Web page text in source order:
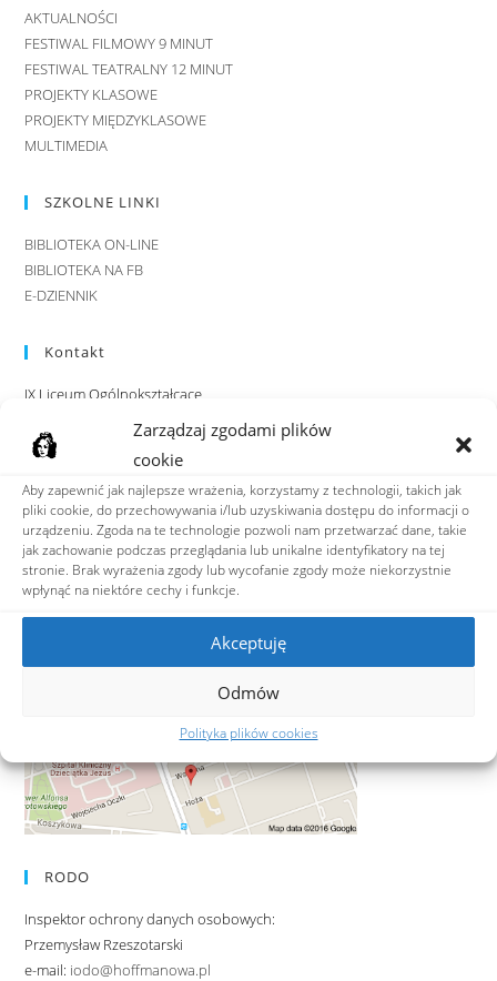
Zarządzaj zgodami plików
cookie
Aby zapewnić jak najlepsze wrażenia, korzystamy z technologii, takich jak
pliki cookie, do przechowywania i/lub uzyskiwania dostępu do informacji o
urządzeniu. Zgoda na te technologie pozwoli nam przetwarzać dane, takie
jak zachowanie podczas przeglądania lub unikalne identyfikatory na tej
stronie. Brak wyrażenia zgody lub wycofanie zgody może niekorzystnie
wpłynąć na niektóre cechy i funkcje.
Akceptuję
Odmów
Polityka plików cookies
AKTUALNOŚCI
FESTIWAL FILMOWY 9 MINUT
FESTIWAL TEATRALNY 12 MINUT
PROJEKTY KLASOWE
PROJEKTY MIĘDZYKLASOWE
MULTIMEDIA
SZKOLNE LINKI
BIBLIOTEKA ON-LINE
BIBLIOTEKA NA FB
E-DZIENNIK
Kontakt
IX Liceum Ogólnokształcące
im. Klementyny Hoffmanowej
ul. Hoża 88, 00-682 Warszawa
tel: 22 628 05 45
fax: 22 622 48 35
e-mail:ixlo@hoffmanowa.pl
Adres do e-Doręczeń
AE:PL-36599-39849-VRJWR-23
RODO
Inspektor ochrony danych osobowych:
Przemysław Rzeszotarski
e-mail: iodo@hoffmanowa.pl